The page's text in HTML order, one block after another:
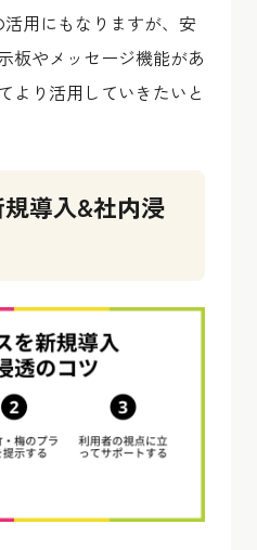
用にもなりますが、安
板やメッセージ機能があ
より活用していきたいと
導入&社内浸